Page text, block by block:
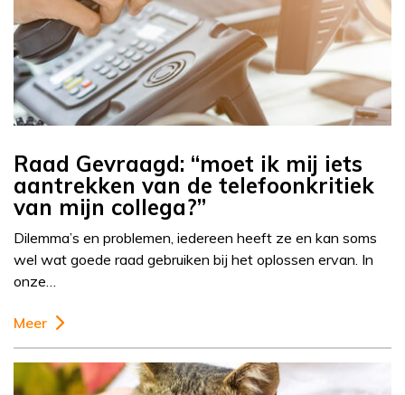
Raad Gevraagd: “moet ik mij iets
aantrekken van de telefoonkritiek
van mijn collega?”
Dilemma’s en problemen, iedereen heeft ze en kan soms
wel wat goede raad gebruiken bij het oplossen ervan. In
onze…
Meer